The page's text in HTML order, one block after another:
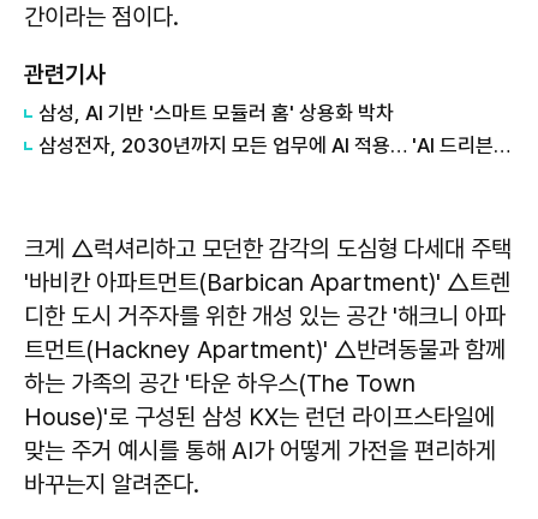
간이라는 점이다.
관련기사
삼성, AI 기반 '스마트 모듈러 홈' 상용화 박차
삼성전자, 2030년까지 모든 업무에 AI 적용… 'AI 드리븐 컴퍼니' 도약
크게 △럭셔리하고 모던한 감각의 도심형 다세대 주택
'바비칸 아파트먼트(Barbican Apartment)' △트렌
디한 도시 거주자를 위한 개성 있는 공간 '해크니 아파
트먼트(Hackney Apartment)' △반려동물과 함께
하는 가족의 공간 '타운 하우스(The Town
House)'로 구성된 삼성 KX는 런던 라이프스타일에
맞는 주거 예시를 통해 AI가 어떻게 가전을 편리하게
바꾸는지 알려준다.